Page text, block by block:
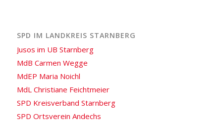
SPD IM LANDKREIS STARNBERG
Jusos im UB Starnberg
MdB Carmen Wegge
MdEP Maria Noichl
MdL Christiane Feichtmeier
SPD Kreisverband Starnberg
SPD Ortsverein Andechs